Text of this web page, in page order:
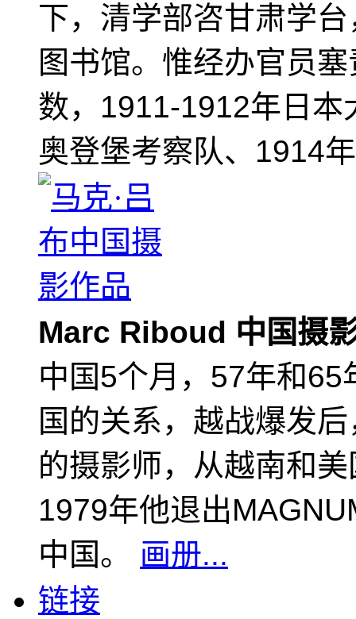
下，清学部咨甘肃学
图书馆。惟经办官员
数，1911-1912年日
奥登堡考察队、1914
Marc Riboud 中国摄
中国5个月，57年和
国的关系，越战爆发
的摄影师，从越南和
1979年他退出
中国。 画册...
链接